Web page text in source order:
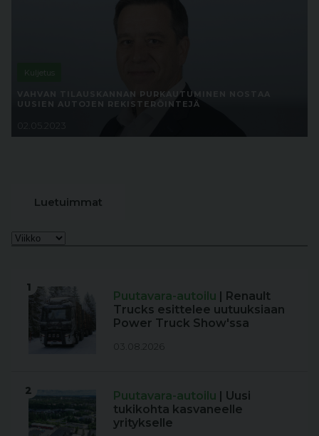
Kuljetus
VAHVAN TILAUSKANNAN PURKAUTUMINEN NOSTAA
UUSIEN AUTOJEN REKISTERÖINTEJÄ
02.05.2023
Luetuimmat
1
Puutavara-autoilu | Renault
Trucks esittelee uutuuksiaan
Power Truck Show'ssa
03.08.2026
2 Puutavara-autoilu | Uusi
tukikohta kasvaneelle
yritykselle